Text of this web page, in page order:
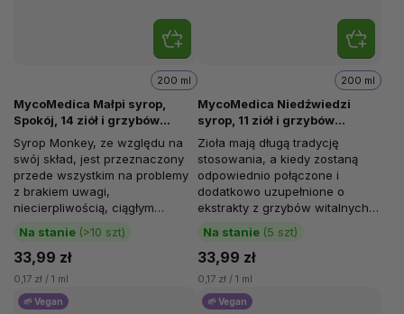
MycoMedica Małpi syrop,
Spokój, 14 ziół i grzybów
witalnych, 200 ml
Na stanie (>10 szt)
200 ml
33,99 zł
0,17 zł / 1 ml
Syrop Monkey, ze względu na
swój skład, jest przeznaczony
przede wszystkim na problemy
z brakiem uwagi,
niecierpliwością, ciągłym
ruchem i impulsywnością.
Zgodnie z tradycyjną...
MycoMedica Niedźwiedzi
syrop, 11 ziół i grzybów
witalnych, 200 ml
Na stanie (5 szt)
200 ml
33,99 zł
0,17 zł / 1 ml
Zioła mają długą tradycję
stosowania, a kiedy zostaną
odpowiednio połączone i
dodatkowo uzupełnione o
ekstrakty z grzybów witalnych,
mogą pozytywnie wspierać
dziecięcy organizm,...
🌱 Vegan 🌱 Vegan